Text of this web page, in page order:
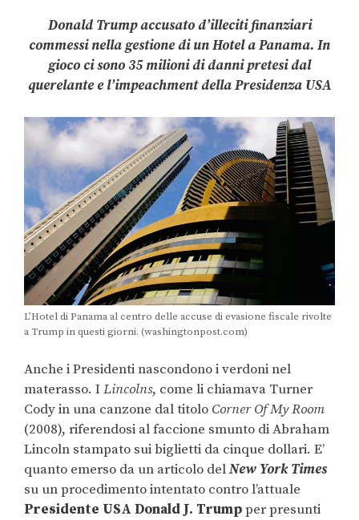
Donald Trump accusato d’illeciti finanziari
commessi nella gestione di un Hotel a Panama. In
gioco ci sono 35 milioni di danni pretesi dal
querelante e l’impeachment della Presidenza USA
L’Hotel di Panama al centro delle accuse di evasione fiscale rivolte
a Trump in questi giorni. (washingtonpost.com)
Anche i Presidenti nascondono i verdoni nel
materasso. ILincolns, come li chiamava Turner
Cody in una canzone dal titolo Corner Of My Room
(2008), riferendosi al faccione smunto di Abraham
Lincoln stampato sui biglietti da cinque dollari. E’
quanto emerso da un articolo delNew York Times
su un procedimento intentato contro l’attuale
Presidente USA Donald J. Trumpper presunti